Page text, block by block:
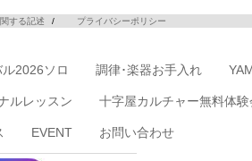
する記述 プライバシーポリシー
2026ソロ 調律･楽器お手入れ
ルレッスン 十字屋カルチャー無料体験
EVENT お問い合わせ